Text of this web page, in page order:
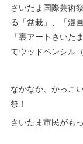
さいたま国際芸術
る「盆栽」、「漫
「裏アートさいた
てウッドペンシル
なかなか、かっこ
祭！
さいたま市民がも